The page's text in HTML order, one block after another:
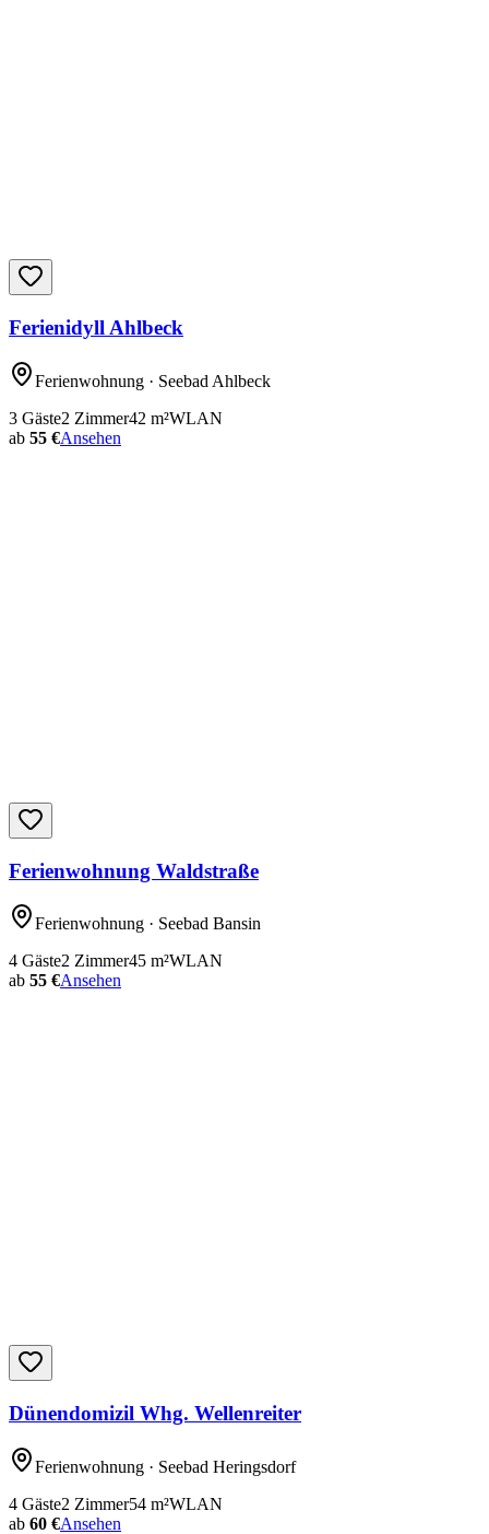
Ferienidyll Ahlbeck
Ferienwohnung · Seebad Ahlbeck
3 Gäste2 Zimmer42 m²WLAN
ab 55 €Ansehen
Ferienwohnung Waldstraße
Ferienwohnung · Seebad Bansin
4 Gäste2 Zimmer45 m²WLAN
ab 55 €Ansehen
Dünendomizil Whg. Wellenreiter
Ferienwohnung · Seebad Heringsdorf
4 Gäste2 Zimmer54 m²WLAN
ab 60 €Ansehen